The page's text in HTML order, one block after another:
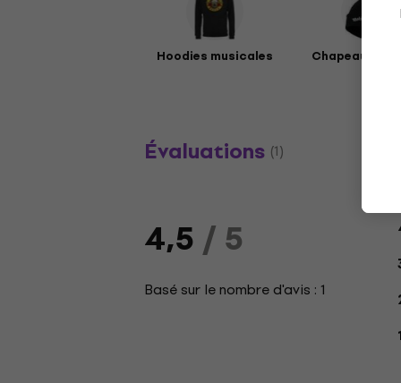
Hoodies musicales Chapeaux
Évaluations (1)
4,5/ 5
Basé sur le nombre d'avis : 1